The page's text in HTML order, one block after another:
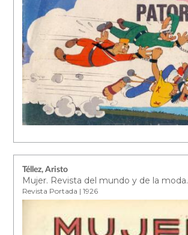
Téllez, Aristo
Mujer. Revista del mundo y de la moda.
Revista Portada | 1926